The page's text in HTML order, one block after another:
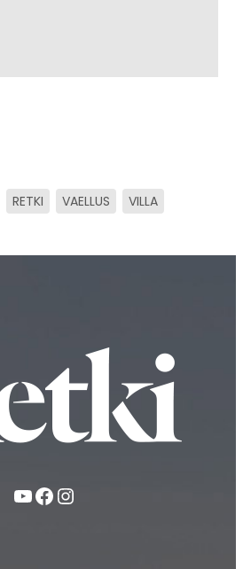
RETKI VAELLUS VILLA
YouTube
FacebookInstagram